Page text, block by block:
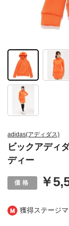
獲得ステージ
adidas(アディダス)
ビックアディ
ディー
￥